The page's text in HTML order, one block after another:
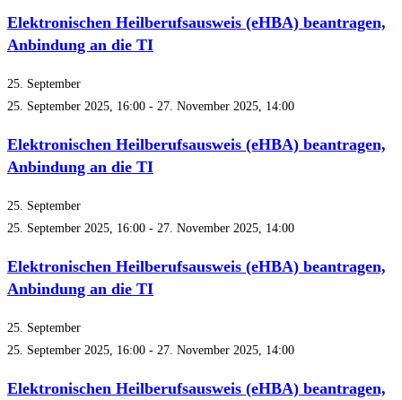
Elektronischen Heilberufsausweis (eHBA) beantragen,
Anbindung an die TI
25. September
25. September 2025, 16:00 - 27. November 2025, 14:00
Elektronischen Heilberufsausweis (eHBA) beantragen,
Anbindung an die TI
25. September
25. September 2025, 16:00 - 27. November 2025, 14:00
Elektronischen Heilberufsausweis (eHBA) beantragen,
Anbindung an die TI
25. September
25. September 2025, 16:00 - 27. November 2025, 14:00
Elektronischen Heilberufsausweis (eHBA) beantragen,